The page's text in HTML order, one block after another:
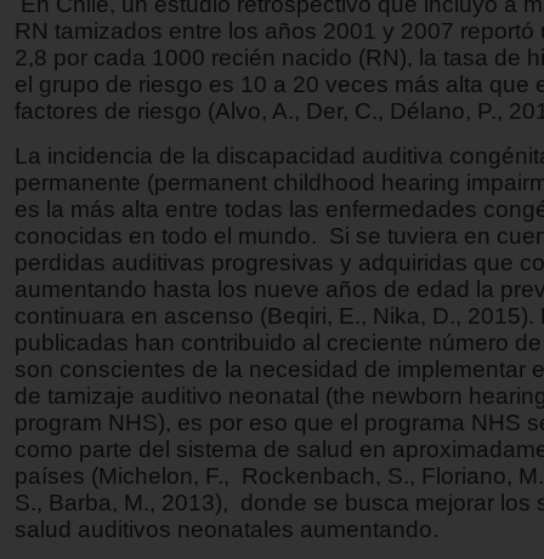
RN tamizados entre los años 2001 y 2007 reportó
2,8 por cada 1000 recién nacido (RN), la tasa de
el grupo de riesgo es 10 a 20 veces más alta que
factores de riesgo (Alvo, A., Der, C., Délano, P.,
La incidencia de la discapacidad auditiva
permanente (permanent childhood hearing
es la más alta entre todas las enfermedades
conocidas en todo el mundo. Si se tuviera en
perdidas auditivas progresivas y adquiridas que
aumentando hasta los nueve años de edad la
continuara en ascenso (Beqiri, E., Nika, D., 2015).
publicadas han contribuido al creciente número
son conscientes de la necesidad de implementar
de tamizaje auditivo neonatal (the newborn
program NHS), es por eso que el programa NHS
como parte del sistema de salud en
países (Michelon, F., Rockenbach, S., Floriano,
S., Barba, M., 2013), donde se busca mejorar los
salud auditivos neonatales aumentando.